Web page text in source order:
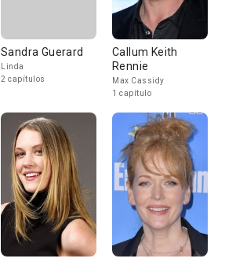
Sandra Guerard
Linda
2 capítulos
Callum Keith
Rennie
Max Cassidy
1 capítulo